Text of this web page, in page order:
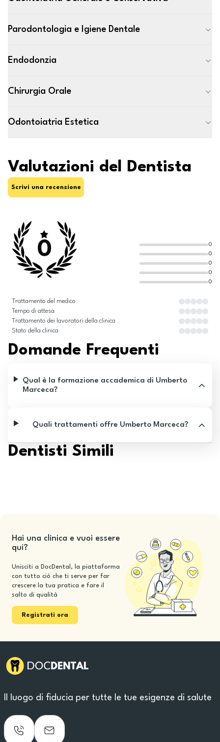
Parodontologia e Igiene Dentale
Endodonzia
Chirurgia Orale
Odontoiatria Estetica
Valutazioni del Dentista
Scrivi una recensione
0
0
0
0
0
0
Trattamento del medico
Tempo di attesa
Trattamento dei lavoratori della clinica
Stato della clinica
Domande Frequenti
Qual è la formazione accademica di Umberto
Marceca?
Quali trattamenti offre Umberto Marceca?
Dentisti Simili
Hai una clinica e vuoi essere
qui?
Unisciti a DocDental, la piattaforma
con tutto ciò che ti serve per far
crescere la tua pratica e fare il
salto di qualità
Registrati ora
Il luogo di fiducia per tutte le tue esigenze di salute